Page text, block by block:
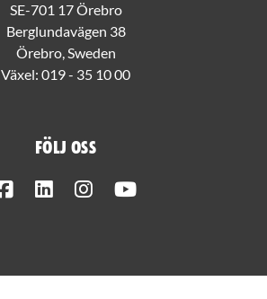
SE-701 17 Örebro
Berglundavägen 38
Örebro, Sweden
Växel: 019 - 35 10 00
Följ oss
FacebookLinkedInInstagram